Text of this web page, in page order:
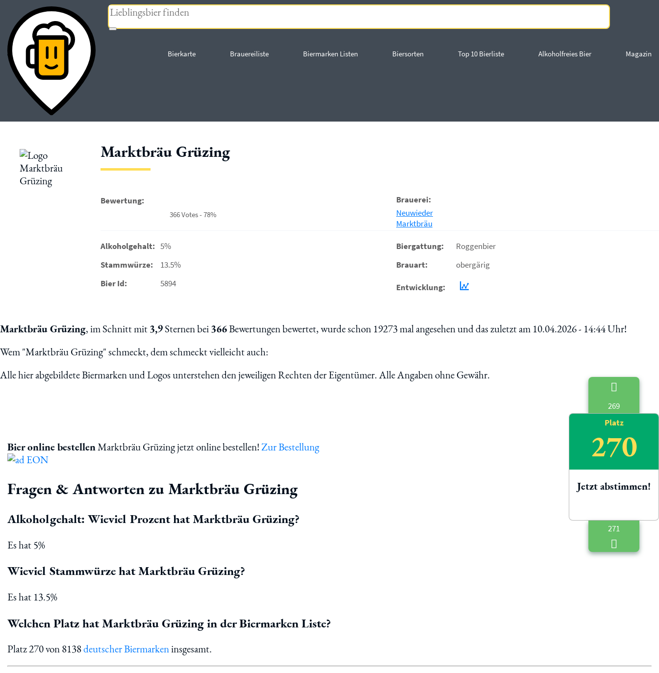
Bierkarte Brauereiliste Biermarken Listen Biersorten Top 10 Bierliste Alkoholfreies Bier Magazin
« zurück
Marktbräu Grüzing
Bewertung:
366 Votes - 78%
Brauerei:
Neuwieder
Marktbräu
Alkoholgehalt: 5%
Stammwürze:
13.5%
Bier Id:
5894
Biergattung:
Roggenbier
Brauart:
obergärig
Entwicklung:
Marktbräu Grüzing, im Schnitt mit3,9Sternen bei366Bewertungen bewertet, wurde schon 19273 mal angesehen und das zuletzt am 10.04.2026 - 14:44 Uhr!
Wem "Marktbräu Grüzing" schmeckt, dem schmeckt vielleicht auch:
Alle hier abgebildete Biermarken und Logos unterstehen den jeweiligen Rechten der Eigentümer. Alle Angaben ohne Gewähr.
269
Platz
270
Jetzt abstimmen!
271
Bier online bestellenMarktbräu Grüzing jetzt online bestellen!Zur Bestellung
Fragen & Antworten zu Marktbräu Grüzing
Alkoholgehalt: Wieviel Prozent hat Marktbräu Grüzing?
Es hat 5%
Wieviel Stammwürze hat Marktbräu Grüzing?
Es hat 13.5%
Welchen Platz hat Marktbräu Grüzing in der Biermarken Liste?
Platz 270 von 8138deutscher Biermarkeninsgesamt.